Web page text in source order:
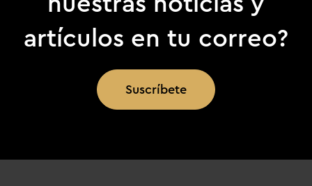
artículos en tu correo?
Suscríbete